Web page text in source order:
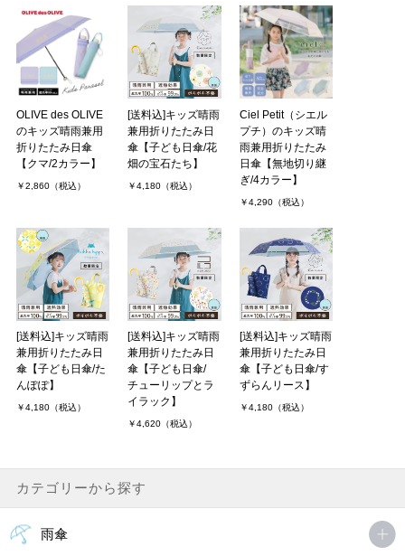
OLIVE des OLIVE
のキッズ晴雨兼用
折りたたみ日傘
【クマ/2カラー】
￥2,860（税込）
[送料込]キッズ晴雨
兼用折りたたみ日
傘【子ども日傘/花
畑の宝石たち】
￥4,180（税込）
Ciel Petit（シエル
プチ）のキッズ晴
雨兼用折りたたみ
日傘【無地切り継
ぎ/4カラー】
￥4,290（税込）
[送料込]キッズ晴雨
兼用折りたたみ日
傘【子ども日傘/た
んぽぽ】
￥4,180（税込）
[送料込]キッズ晴雨
兼用折りたたみ日
傘【子ども日傘/
チューリップとラ
イラック】
￥4,620（税込）
[送料込]キッズ晴雨
兼用折りたたみ日
傘【子ども日傘/す
ずらんリース】
￥4,180（税込）
カテゴリーから探す
雨傘